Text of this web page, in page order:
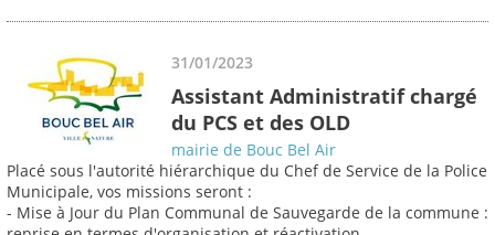
31/01/2023
Assistant Administratif chargé
du PCS et des OLD
mairie de Bouc Bel Air
Placé sous l'autorité hiérarchique du Chef de Service de la Police
Municipale, vos missions seront :
- Mise à Jour du Plan Communal de Sauvegarde de la commune :